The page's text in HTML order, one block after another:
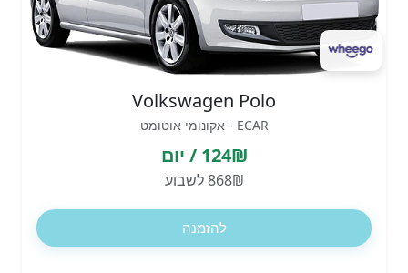
Volkswagen Polo
ECAR - אקונומי אוטומט
124₪ / יום
868₪ לשבוע
להזמנה